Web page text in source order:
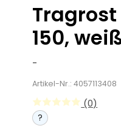
Tragrost
150,
-
Artikel-Nr.: 4057113408
(0)
?